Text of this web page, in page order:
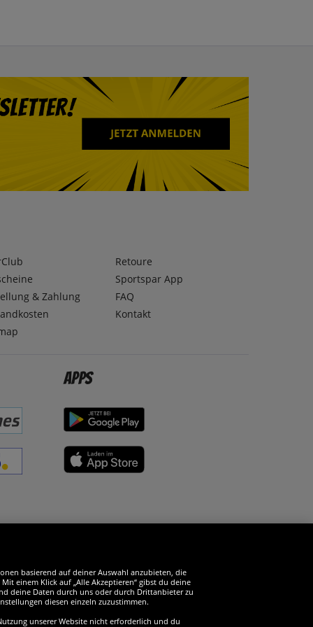
& Zahlung
Retoure
Sportspar App
FAQ
Kontakt
Apps
basierend auf deiner Auswahl anzubieten, die
einem Klick auf „Alle Akzeptieren“ gibst du deine
deine Daten durch uns oder durch Drittanbieter zu
diesen einzeln zuzustimmen.
unserer Website nicht erforderlich und du